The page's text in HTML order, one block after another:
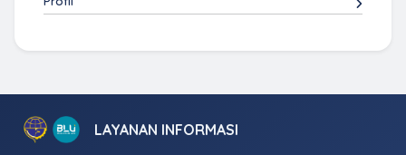
LAYANAN INFORMASI